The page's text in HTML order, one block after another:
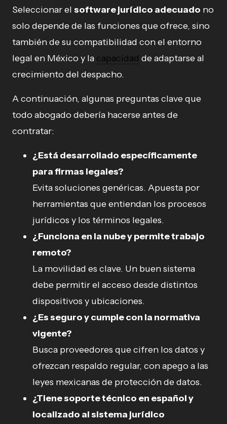
Seleccionar el software jurídico adecuado no
solo depende de las funciones que ofrece, sino
también de su compatibilidad con el entorno
legal en México y la capacidad de adaptarse al
crecimiento del despacho.
A continuación, algunas preguntas clave que
todo abogado debería hacerse antes de
contratar:
¿Está desarrollado específicamente
para firmas legales?
Evita soluciones genéricas. Apuesta por
herramientas que entiendan los procesos
jurídicos y los términos legales.
¿Funciona en la nube y permite trabajo
remoto?
La movilidad es clave. Un buen sistema
debe permitir el acceso desde distintos
dispositivos y ubicaciones.
¿Es seguro y cumple con la normativa
vigente?
Busca proveedores que cifren los datos y
ofrezcan respaldo regular, con apego a las
leyes mexicanas de protección de datos.
¿Tiene soporte técnico en español y
localizado al sistema jurídico